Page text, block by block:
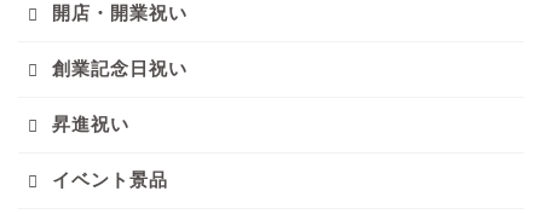
開店・開業祝い
創業記念日祝い
昇進祝い
イベント景品